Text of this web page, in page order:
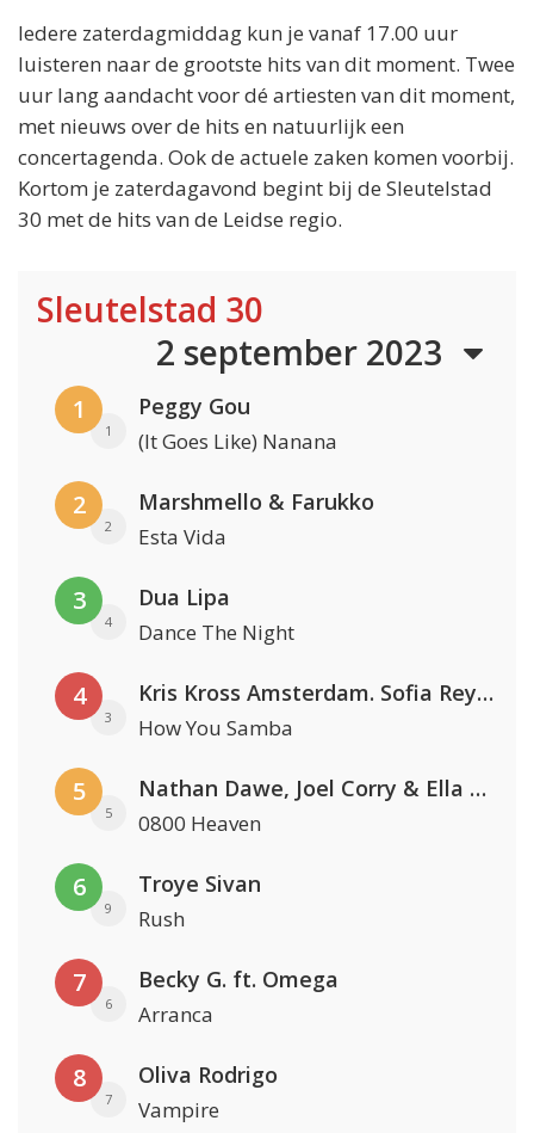
Iedere zaterdagmiddag kun je vanaf 17.00 uur
luisteren naar de grootste hits van dit moment. Twee
uur lang aandacht voor dé artiesten van dit moment,
met nieuws over de hits en natuurlijk een
concertagenda. Ook de actuele zaken komen voorbij.
Kortom je zaterdagavond begint bij de Sleutelstad
30 met de hits van de Leidse regio.
Sleutelstad 30
2 september 2023
1
1
Peggy Gou
(It Goes Like) Nanana
2
2
Marshmello & Farukko
Esta Vida
3
4
Dua Lipa
Dance The Night
4
3
Kris Kross Amsterdam. Sofia Reyes & Tinie Tempah
How You Samba
5
5
Nathan Dawe, Joel Corry & Ella Henderson
0800 Heaven
6
9
Troye Sivan
Rush
7
6
Becky G. ft. Omega
Arranca
8
7
Oliva Rodrigo
Vampire